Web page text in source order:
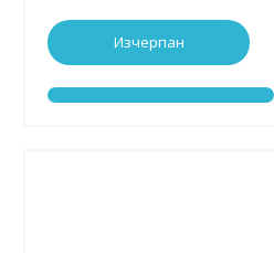
Изчерпан